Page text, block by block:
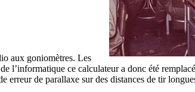
aux goniomètres. Les
l’informatique ce calculateur a donc été
erreur de parallaxe sur des distances de tir